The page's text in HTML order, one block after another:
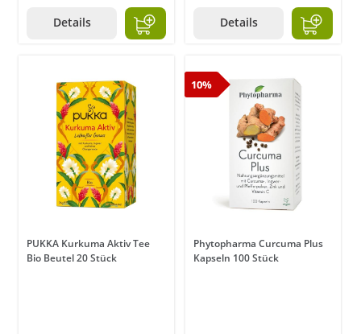
Details Details
PUKKA Kurkuma Aktiv Tee
Bio Beutel 20 Stück
10%
Phytopharma Curcuma Plus
Kapseln 100 Stück